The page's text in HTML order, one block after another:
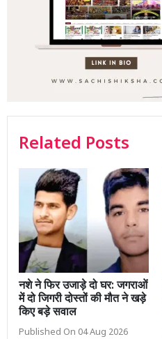
Related Posts
नशे ने फिर उजाड़े दो घर: जगराओं
में दो जिगरी दोस्तों की मौत ने खड़े
किए बड़े सवाल
Published On 04 Aug 2026